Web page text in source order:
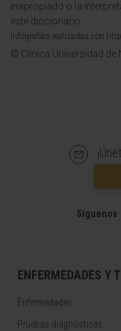
inapropiado o la
este diccionario.
Infografías realizadas con
© Clínica Universidad de
Síguenos
ENFERMEDADES Y
Enfermedades
Pruebas diagnósticas